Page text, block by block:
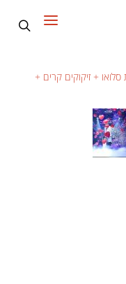
+ זיקוקים קרים +